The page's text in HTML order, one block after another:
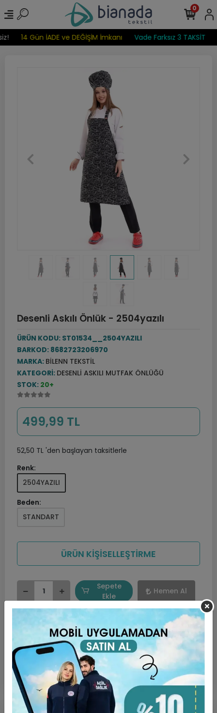
14 Gün İADE ve DEĞİŞİM İmkanı Vade Farksız 3 TAKSİT
0
Desenli Askılı Önlük - 2504yazılı
ÜRÜN KODU: ST01534__2504YAZILI
BARKOD: 8682723206970
MARKA: BILENN TEKSTIL
KATEGORI: DESENLI ASKILI MUTFAK ÖNLÜĞÜ
STOK: 20+
499,99 TL
52,50 TL 'den başlayan taksitlerle
Renk:
2504YAZILI
Beden:
STANDART
ÜRÜN KİŞİSELLEŞTİRME
Sepete
Ekle
Hemen Al
Favorilerime ekle
Hızlı Gönderi Güvenli Alışveriş İade ve Değişim